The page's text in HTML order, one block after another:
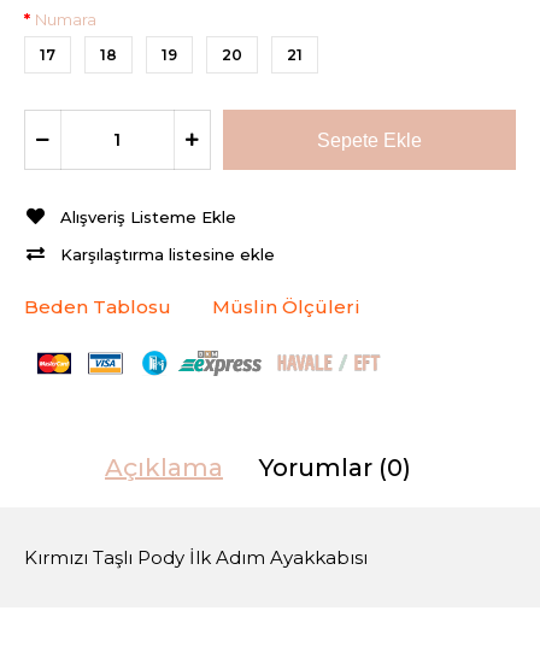
Numara
17 18 19 20 21
Alışveriş Listeme Ekle
Karşılaştırma listesine ekle
Beden Tablosu Müslin Ölçüleri
Açıklama Yorumlar (0)
Kırmızı Taşlı Pody İlk Adım Ayakkabısı